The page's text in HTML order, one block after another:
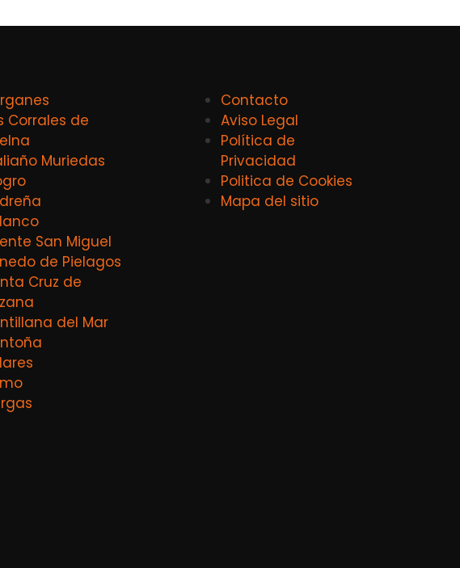
Corrales de
Muriedas
San Miguel
de Pielagos
Cruz de
del Mar
Contacto
Aviso Legal
Política de
Privacidad
Politica de Cookies
Mapa del sitio